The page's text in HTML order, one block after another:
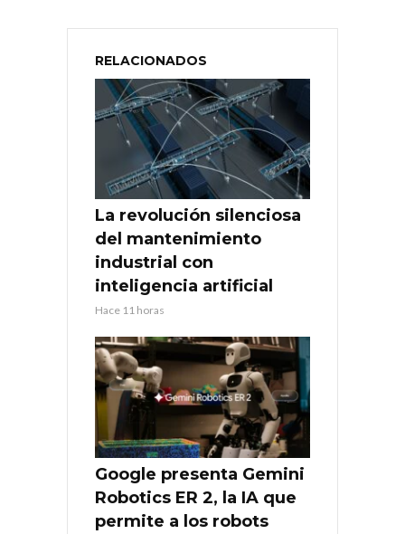
RELACIONADOS
La revolución silenciosa
del mantenimiento
industrial con
inteligencia artificial
Hace 11 horas
Google presenta Gemini
Robotics ER 2, la IA que
permite a los robots